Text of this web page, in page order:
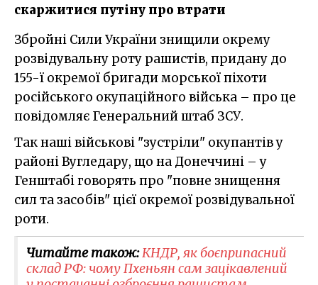
скаржитися путіну про втрати
Збройні Сили України знищили окрему
розвідувальну роту рашистів, придану до
155-ї окремої бригади морської піхоти
російського окупаційного війська – про це
повідомляє Генеральний штаб ЗСУ.
Так наші військові "зустріли" окупантів у
районі Вугледару, що на Донеччині – у
Генштабі говорять про "повне знищення
сил та засобів" цієї окремої розвідувальної
роти.
Читайте також:КНДР, як боєприпасний
склад РФ: чому Пхеньян сам зацікавлений